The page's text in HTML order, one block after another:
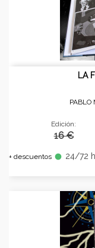
LA
Edición:
16 €
+ descuentos fiber_manual_record 24/72